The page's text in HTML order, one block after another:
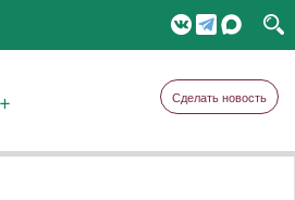
Сделать новость